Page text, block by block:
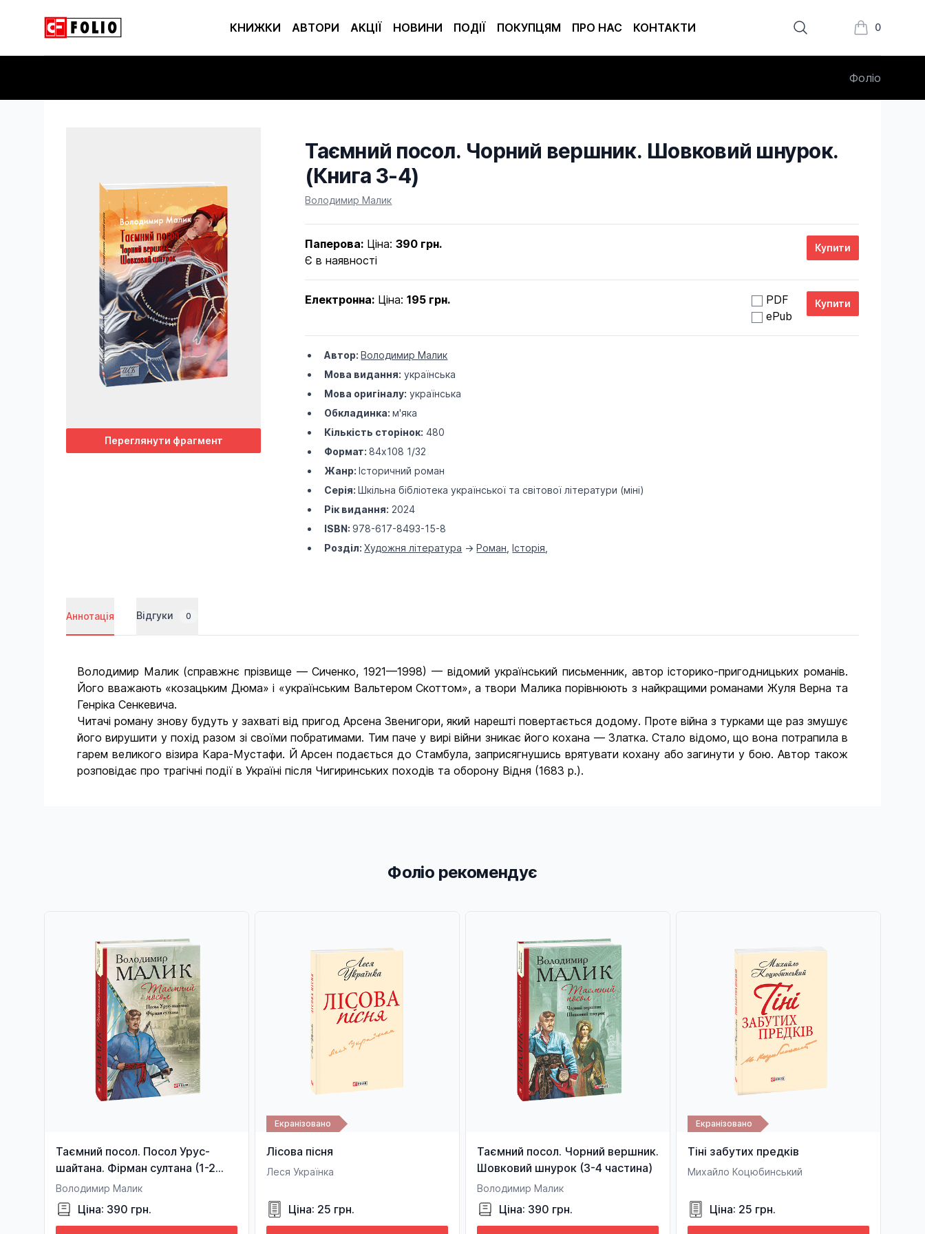
КНИЖКИ АВТОРИ АКЦІЇ НОВИНИ ПОДІЇ ПОКУПЦЯМ ПРО НАС КОНТАКТИ 0
Книжки в
Фоліо
Переглянути фрагмент
Таємний посол. Чорний вершник. Шовковий шнурок.
(Книга 3-4)
Product information
Володимир Малик
Паперова: Ціна:390 грн.
Є в наявності
Електронна: Ціна:195 грн.
PDF
ePub
Автор:Володимир Малик
Мова видання: українська
Мова оригіналу: українська
Обкладинка:м'яка
Кількість сторінок: 480
Формат:84х108 1/32
Жанр:Історичний роман
Серія:Шкільна бібліотека української та світової літератури (міні)
Рік видання: 2024
ISBN:978-617-8493-15-8
Розділ:Художня література ->Роман ,Історія
Аннотація Відгуки 0
Володимир Малик (справжнє прізвище — Сиченко, 1921—1998) — відомий український письменник, автор історико-пригодницьких романів.
Його вважають «козацьким Дюма» і «українським Вальтером Скоттом», а твори Малика порівнюють з найкращими романами Жуля Верна та
Генріка Сенкевича.
Читачі роману знову будуть у захваті від пригод Арсена Звенигори, який нарешті повертається додому. Проте війна з турками ще раз змушує
його вирушити у похід разом зі своїми побратимами. Тим паче у вирі війни зникає його кохана — Златка. Стало відомо, що вона потрапила в
гарем великого візира Кара-Мустафи. Й Арсен подається до Стамбула, заприсягнушись врятувати кохану або загинути у бою. Автор також
розповідає про трагічні події в Україні після Чигиринських походів та оборону Відня (1683 р.).
Фоліо рекомендує
Таємний посол. Посол Урус-
шайтана. Фірман султана (1-2
частина)
Володимир Малик
Ціна: 390 грн.
Екранізовано
Лісова пісня
Леся Українка
Ціна: 25 грн.
Таємний посол. Чорний вершник.
Шовковий шнурок (3-4 частина)
Володимир Малик
Ціна: 390 грн.
Екранізовано
Тіні забутих предків
Михайло Коцюбинський
Ціна: 25 грн.